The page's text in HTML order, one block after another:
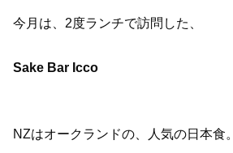
今月は、2度ランチで訪問した、
Sake Bar Icco
NZはオークランドの、人気の日本食。